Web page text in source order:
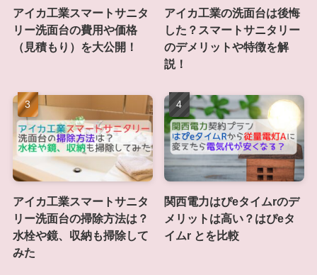
アイカ工業スマートサニタ
リー洗面台の費用や価格
（見積もり）を大公開！
アイカ工業の洗面台は後悔
した？スマートサニタリー
のデメリットや特徴を解
説！
アイカ工業スマートサニタ
リー洗面台の掃除方法は？
水栓や鏡、収納も掃除して
みた
関西電力はぴeタイムrのデ
メリットは高い？はぴeタ
イムr とを比較